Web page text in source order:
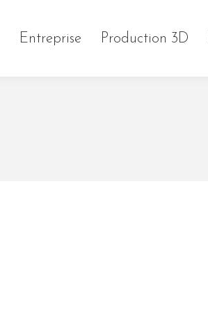
Entreprise Production 3D